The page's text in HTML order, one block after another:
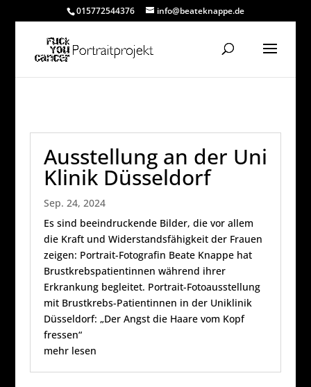
015772544376 info@beateknappe.de
Ausstellung an der Uni
Klinik Düsseldorf
Sep. 24, 2024
Es sind beeindruckende Bilder, die vor allem
die Kraft und Widerstandsfähigkeit der Frauen
zeigen: Portrait-Fotografin Beate Knappe hat
Brustkrebspatientinnen während ihrer
Erkrankung begleitet. Portrait-Fotoausstellung
mit Brustkrebs-Patientinnen in der Uniklinik
Düsseldorf: „Der Angst die Haare vom Kopf
fressen“
mehr lesen